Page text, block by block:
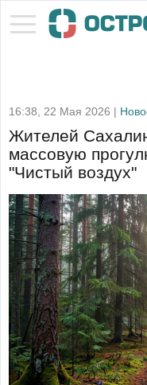
16:38, 22 Мая 2026 |
Жителей
массовую
"Чистый воздух"